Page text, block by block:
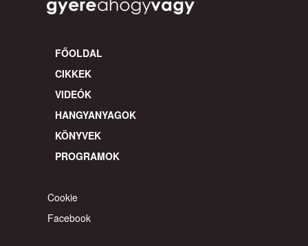
FŐOLDAL
CIKKEK
VIDEÓK
HANGYANYAGOK
KÖNYVEK
PROGRAMOK
Cookie
Facebook